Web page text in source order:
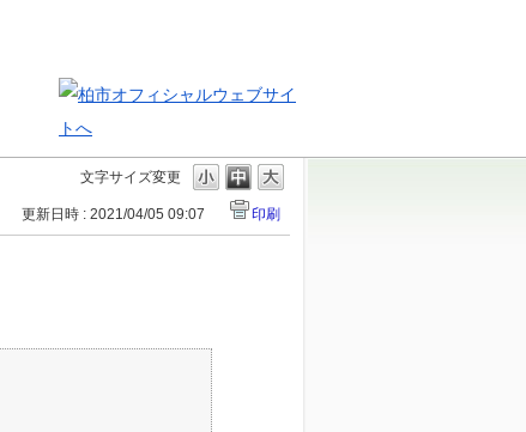
文字サイズ変更
更新日時 : 2021/04/05 09:07 印刷